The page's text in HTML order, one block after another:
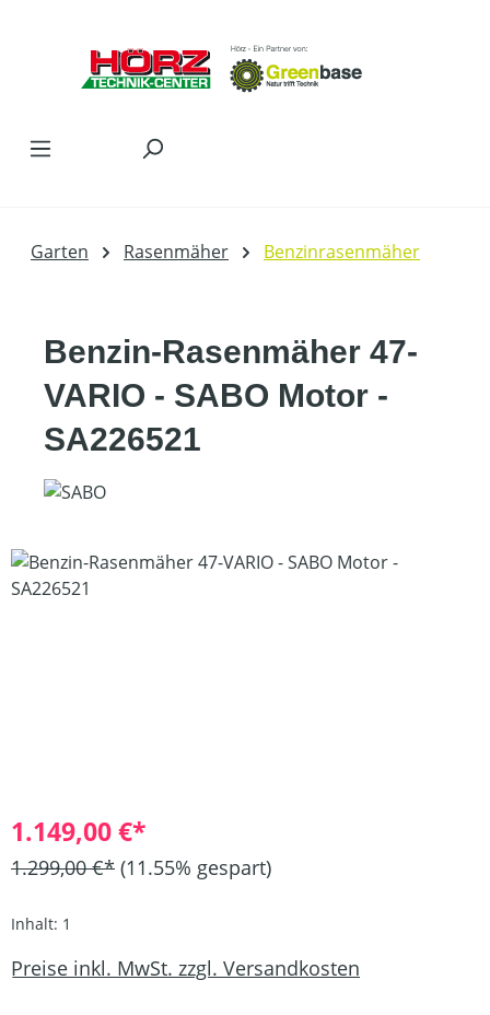
Garten Rasenmäher Benzinrasenmäher
Benzin-Rasenmäher 47-
VARIO - SABO Motor -
SA226521
Bildergalerie überspringen
1.149,00 €*
1.299,00 €* (11.55% gespart)
Inhalt: 1
Preise inkl. MwSt. zzgl. Versandkosten